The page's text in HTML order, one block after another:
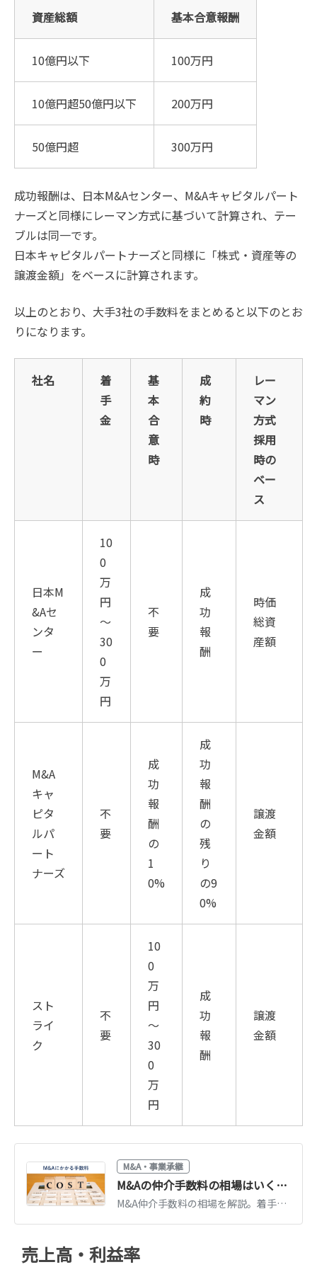
資産総額 基本合意報酬
10億円以下 100万円
10億円超50億円以下 200万円
50億円超 300万円
成功報酬は、日本M&Aセンター、M&Aキャピタルパート
ナーズと同様にレーマン方式に基づいて計算され、テー
ブルは同一です。
日本キャピタルパートナーズと同様に「株式・資産等の
譲渡金額」をベースに計算されます。
以上のとおり、大手3社の手数料をまとめると以下のとお
りになります。
社名
着
手
金
基
本
合
意
時
成
約
時
レー
マン
方式
採用
時の
ベー
ス
日本M
&Aセ
ンタ
ー
10
0
万
円
～
30
0
万
円
不
要
成
功
報
酬
時価
総資
産額
M&A
キャ
ピタ
ルパ
ート
ナーズ
不
要
成
功
報
酬
の
1
0%
成
功
報
酬
の
残
り
の9
0%
譲渡
金額
スト
ライ
ク
不
要
10
0
万
円
～
30
0
万
円
成
功
報
酬
譲渡
金額
M&A・事業承継
M&Aの仲介手数料の相場はいくら？種類・レーマン方式の計算方法・安く抑えるコツを解説
M&A仲介手数料の相場を解説。着手金・中間金・成功報酬の種類、レーマン方式の計算方法と具体例、手数料を安く抑えるコツを紹介します。
売上高・利益率